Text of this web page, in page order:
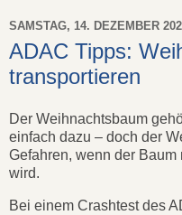
SAMSTAG, 14. DEZEMBER
ADAC Tipps:
transportieren
Der Weihnachtsbaum
einfach dazu – doch der
Gefahren, wenn der
wird.
Bei einem Crashtest des